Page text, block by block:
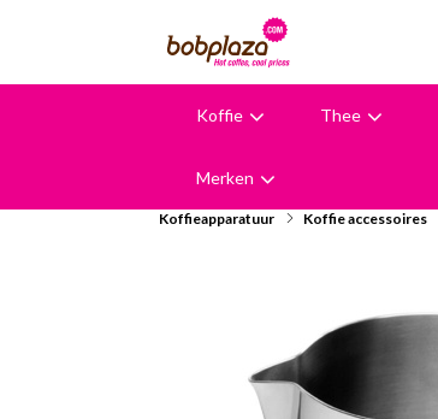
Koffie Thee
Merken
Koffieapparatuur Koffie accessoires